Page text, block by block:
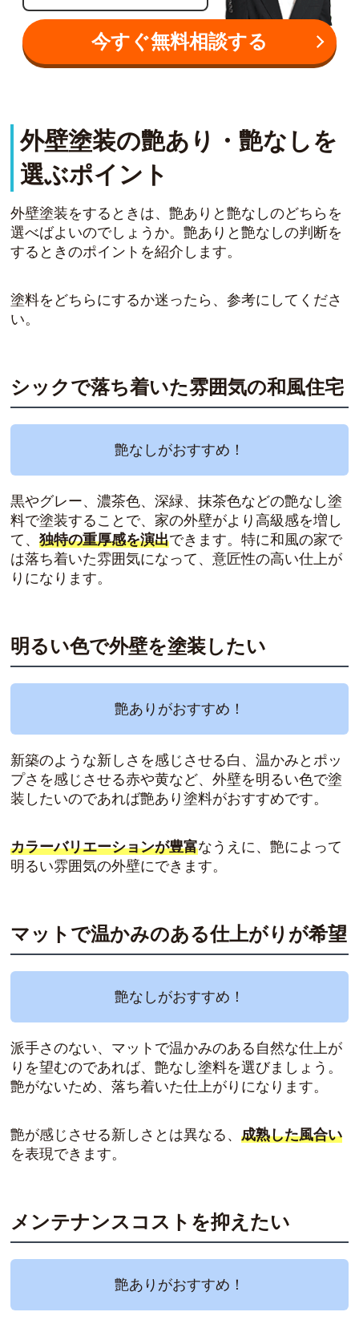
今すぐ無料相談する
外壁塗装の艶あり・艶なしを
選ぶポイント
外壁塗装をするときは、艶ありと艶なしのどちらを
選べばよいのでしょうか。艶ありと艶なしの判断を
するときのポイントを紹介します。
塗料をどちらにするか迷ったら、参考にしてくださ
い。
シックで落ち着いた雰囲気の和風住宅
艶なしがおすすめ！
黒やグレー、濃茶色、深緑、抹茶色などの艶なし塗
料で塗装することで、家の外壁がより高級感を増し
て、独特の重厚感を演出できます。特に和風の家で
は落ち着いた雰囲気になって、意匠性の高い仕上が
りになります。
明るい色で外壁を塗装したい
艶ありがおすすめ！
新築のような新しさを感じさせる白、温かみとポッ
プさを感じさせる赤や黄など、外壁を明るい色で塗
装したいのであれば艶あり塗料がおすすめです。
カラーバリエーションが豊富なうえに、艶によって
明るい雰囲気の外壁にできます。
マットで温かみのある仕上がりが希望
艶なしがおすすめ！
派手さのない、マットで温かみのある自然な仕上が
りを望むのであれば、艶なし塗料を選びましょう。
艶がないため、落ち着いた仕上がりになります。
艶が感じさせる新しさとは異なる、成熟した風合い
を表現できます。
メンテナンスコストを抑えたい
艶ありがおすすめ！